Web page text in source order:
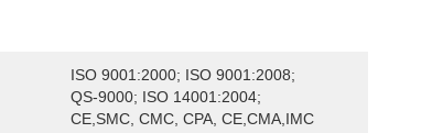
ISO 9001:2000; ISO 9001:2008;
QS-9000; ISO 14001:2004;
CE,SMC, CMC, CPA, CE,CMA,IMC